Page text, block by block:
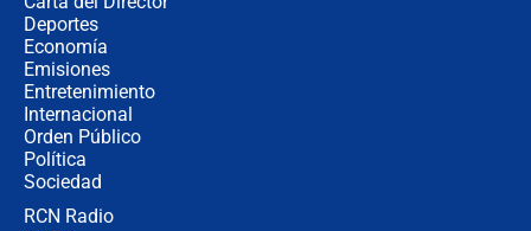
Deportes
Economía
Emisiones
Entretenimiento
Internacional
Orden Público
Política
Sociedad
RCN Radio